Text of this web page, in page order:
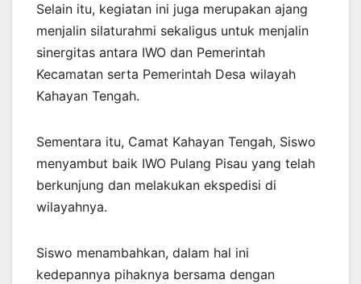
Selain itu, kegiatan ini juga merupakan ajang
menjalin silaturahmi sekaligus untuk menjalin
sinergitas antara IWO dan Pemerintah
Kecamatan serta Pemerintah Desa wilayah
Kahayan Tengah.
Sementara itu, Camat Kahayan Tengah, Siswo
menyambut baik IWO Pulang Pisau yang telah
berkunjung dan melakukan ekspedisi di
wilayahnya.
Siswo menambahkan, dalam hal ini
kedepannya pihaknya bersama dengan